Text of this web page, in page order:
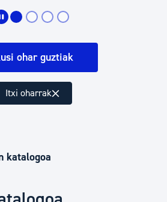
ohar guztiak
Itxi oharrak
katalogoa